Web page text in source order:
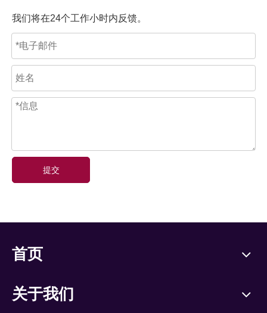
我们将在24个工作小时内反馈。
提交
首页
关于我们